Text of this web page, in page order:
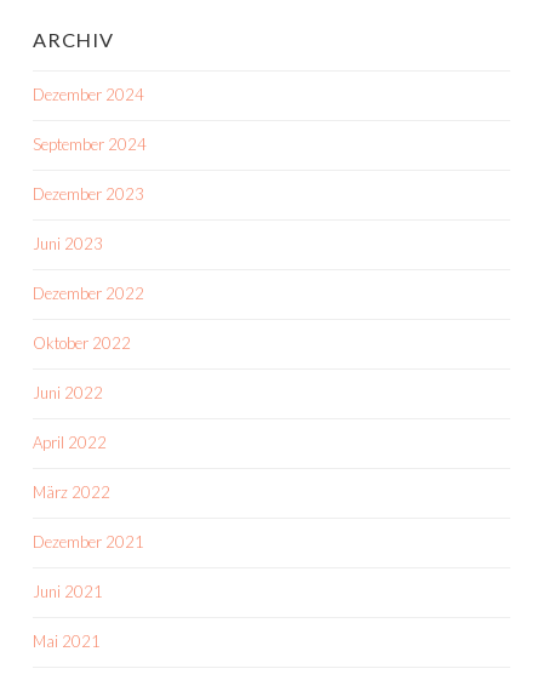
ARCHIV
Dezember 2024
September 2024
Dezember 2023
Juni 2023
Dezember 2022
Oktober 2022
Juni 2022
April 2022
März 2022
Dezember 2021
Juni 2021
Mai 2021